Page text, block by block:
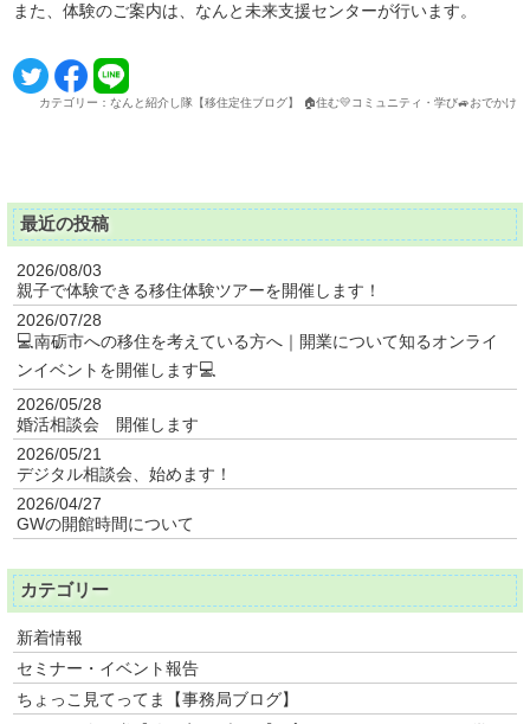
また、体験のご案内は、なんと未来支援センターが行います。
カテゴリー：なんと紹介し隊【移住定住ブログ】 🏠住む💛コミュニティ・学び🚙おでかけ
最近の投稿
2026/08/03
親子で体験できる移住体験ツアーを開催します！
2026/07/28
💻南砺市への移住を考えている方へ｜開業について知るオンライ
ンイベントを開催します💻
2026/05/28
婚活相談会 開催します
2026/05/21
デジタル相談会、始めます！
2026/04/27
GWの開館時間について
カテゴリー
新着情報
セミナー・イベント報告
ちょっこ見てってま【事務局ブログ】